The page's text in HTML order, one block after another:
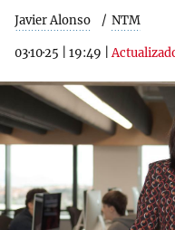
Javier Alonso NTM
03·10·25 19:49 |